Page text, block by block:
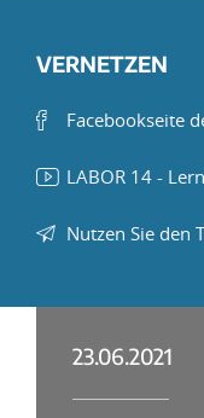
VERNETZEN
Facebookseite
LABOR 14 -
Nutzen Sie den
23.06.2021